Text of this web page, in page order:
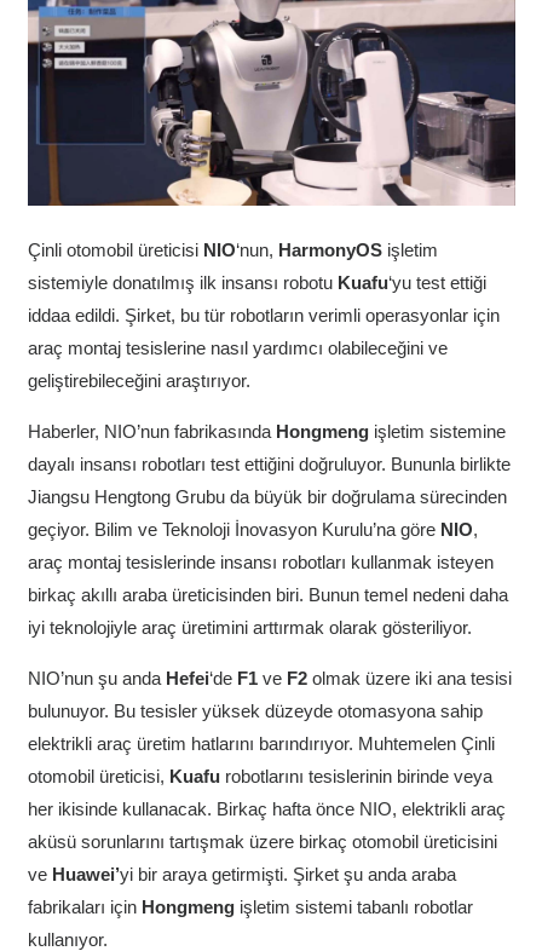
Çinli otomobil üreticisi NIO‘nun, HarmonyOSişletim
sistemiyle donatılmış ilk insansı robotu Kuafu‘yu test ettiği
iddaa edildi. Şirket, bu tür robotların verimli operasyonlar için
araç montaj tesislerine nasıl yardımcı olabileceğini ve
geliştirebileceğini araştırıyor.
Haberler, NIO’nun fabrikasında Hongmengişletim sistemine
dayalı insansı robotları test ettiğini doğruluyor. Bununla birlikte
Jiangsu Hengtong Grubu da büyük bir doğrulama sürecinden
geçiyor. Bilim ve Teknoloji İnovasyon Kurulu’na göre NIO,
araç montaj tesislerinde insansı robotları kullanmak isteyen
birkaç akıllı araba üreticisinden biri. Bunun temel nedeni daha
iyi teknolojiyle araç üretimini arttırmak olarak gösteriliyor.
NIO’nun şu anda Hefei‘de F1ve F2olmak üzere iki ana tesisi
bulunuyor. Bu tesisler yüksek düzeyde otomasyona sahip
elektrikli araç üretim hatlarını barındırıyor. Muhtemelen Çinli
otomobil üreticisi, Kuafurobotlarını tesislerinin birinde veya
her ikisinde kullanacak. Birkaç hafta önce NIO, elektrikli araç
aküsü sorunlarını tartışmak üzere birkaç otomobil üreticisini
ve Huawei’yi bir araya getirmişti. Şirket şu anda araba
fabrikaları için Hongmengişletim sistemi tabanlı robotlar
kullanıyor.